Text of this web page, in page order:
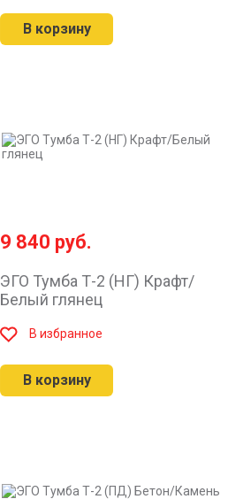
В корзину
9 840 руб.
ЭГО Тумба Т-2 (НГ) Крафт/
Белый глянец
В избранное
В корзину